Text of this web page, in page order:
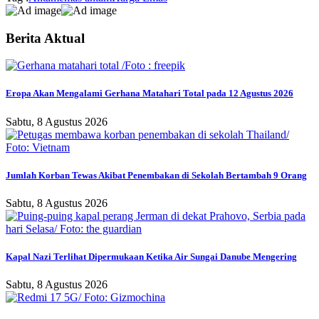
Berita Aktual
Eropa Akan Mengalami Gerhana Matahari Total pada 12 Agustus 2026
Sabtu, 8 Agustus 2026
Jumlah Korban Tewas Akibat Penembakan di Sekolah Bertambah 9 Orang
Sabtu, 8 Agustus 2026
Kapal Nazi Terlihat Dipermukaan Ketika Air Sungai Danube Mengering
Sabtu, 8 Agustus 2026